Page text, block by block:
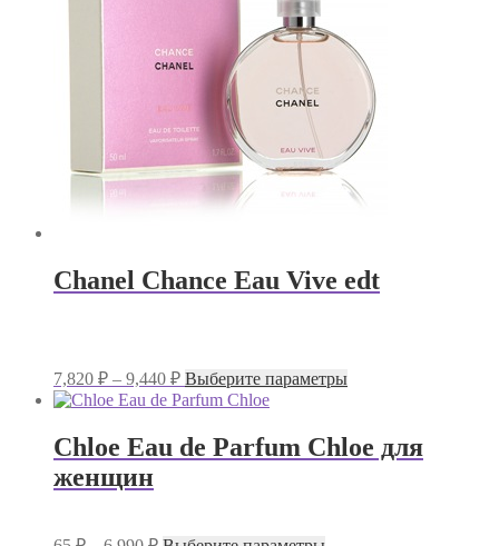
на
странице
товара.
Chanel Chance Eau Vive edt
7,820 ₽ – 9,440 ₽Диапазон
цен:
–
9,440 ₽
Выберите параметрыЭтот
вариаций.
Chloe Eau de Parfum Chloe для
женщин
Диапазон
Этот